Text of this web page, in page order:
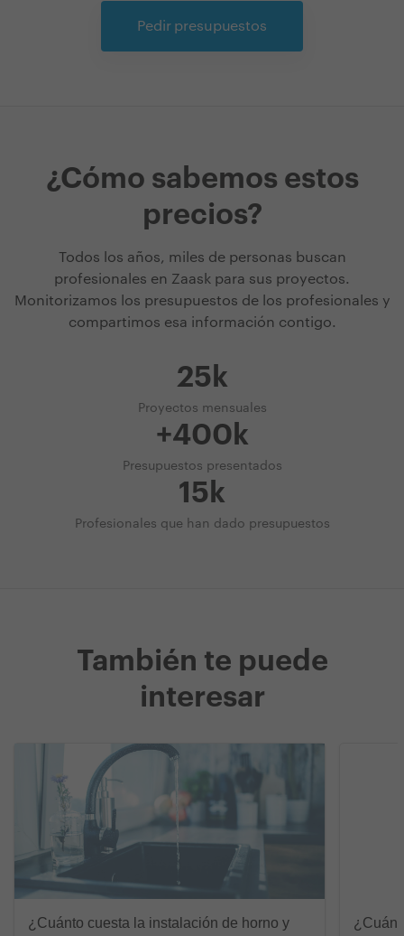
Pedir presupuestos
¿Cómo sabemos estos
precios?
Todos los años, miles de personas buscan
profesionales en Zaask para sus proyectos.
Monitorizamos los presupuestos de los profesionales y
compartimos esa información contigo.
25k
Proyectos mensuales
+400k
Presupuestos presentados
15k
Profesionales que han dado presupuestos
También te puede
interesar
¿Cuánto cuesta la instalación de horno y